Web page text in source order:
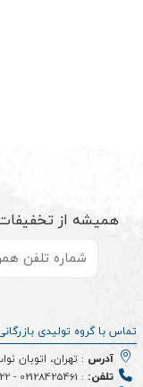
همیشه از تخفیفات
تماس با گروه تولیدی
آدرس : تهران، اتوبان نواب،
تلفن: :
02128425461
-